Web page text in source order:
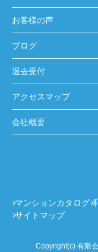
お客様の声
ブログ
退去受付
アクセスマップ
会社概要
マンションカタログ
サイトマップ
Copyright(c) 有限